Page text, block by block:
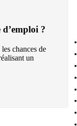
?
chances de
un